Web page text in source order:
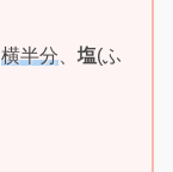
横半分 塩(ふ